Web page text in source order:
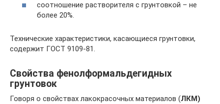
соотношение растворителя с грунтовкой – не
более 20%.
Технические характеристики, касающиеся грунтовки,
содержит ГОСТ 9109-81.
Свойства фенолформальдегидных
грунтовок
Говоря о свойствах лакокрасочных материалов (ЛКМ)